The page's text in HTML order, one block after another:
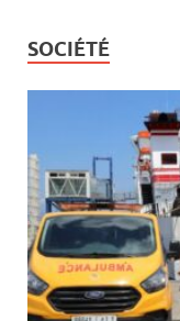
SOCIÉTÉ